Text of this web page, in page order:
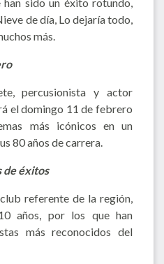
de día, Lo dejaría todo,
más.
percusionista y actor
el domingo 11 de febrero
más icónicos en un
80 años de carrera.
de éxitos
referente de la región,
años, por los que han
más reconocidos del